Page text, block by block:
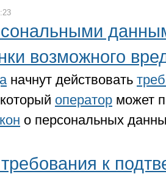
возможного
начнут действовать
оператор может
о персональных
к